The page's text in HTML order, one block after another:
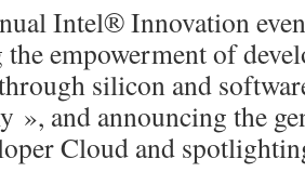
Intel® Innovation
the empowerment of
silicon and
», and announcing the
Cloud and